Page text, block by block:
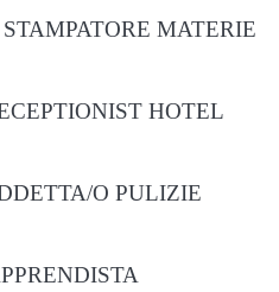
MATERIE
HOTEL
O PULIZIE